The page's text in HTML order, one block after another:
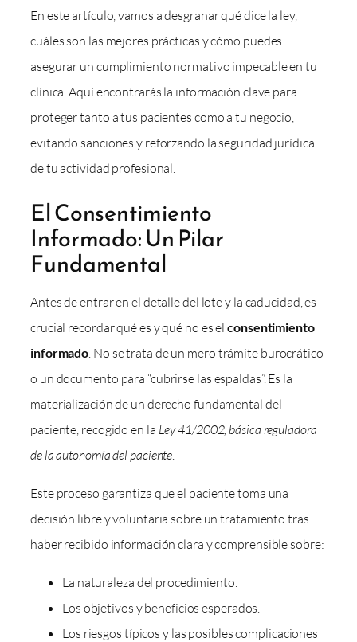
En este artículo, vamos a desgranar qué dice la ley,
cuáles son las mejores prácticas y cómo puedes
asegurar un cumplimiento normativo impecable en tu
clínica. Aquí encontrarás la información clave para
proteger tanto a tus pacientes como a tu negocio,
evitando sanciones y reforzando la seguridad jurídica
de tu actividad profesional.
El Consentimiento
Informado: Un Pilar
Fundamental
Antes de entrar en el detalle del lote y la caducidad, es
crucial recordar qué es y qué no es elconsentimiento
informado . No se trata de un mero trámite burocrático
o un documento para “cubrirse las espaldas”. Es la
materialización de un derecho fundamental del
paciente, recogido en la Ley 41/2002, básica reguladora
de la autonomía del paciente
Este proceso garantiza que el paciente toma una
decisión libre y voluntaria sobre un tratamiento tras
haber recibido información clara y comprensible sobre:
La naturaleza del procedimiento.
Los objetivos y beneficios esperados.
Los riesgos típicos y las posibles complicaciones